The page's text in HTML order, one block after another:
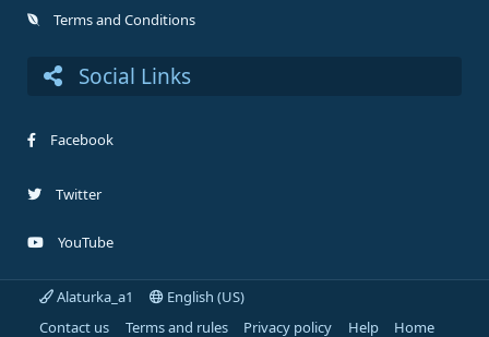
Terms and Conditions
Social Links
Facebook
Twitter
YouTube
Alaturka_a1
English (US)
Contact us
Terms and rules Privacy policy Help Home